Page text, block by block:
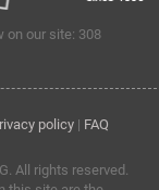
on our site: 308
policy | FAQ
. All rights reserved.